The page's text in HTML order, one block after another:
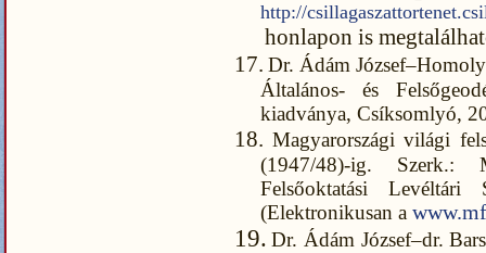
http://
honlapon is
17. Dr. Ádám
Általános- és
kiadványa, Csíksomlyó,
18. Magyarországi világi
(1947/48)-ig. Szerk.:
Felsőoktatási Levéltári
(Elektronikusan a
19. Dr. Ádám József–dr.